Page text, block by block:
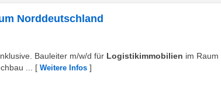
Norddeutschland
Bauleiter m/w/d für Logistikimmobilien im Raum
...
[ Weitere Infos ]